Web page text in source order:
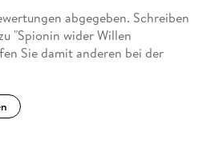
abgegeben. Schreiben
"Spionin wider Willen
Sie damit anderen bei der